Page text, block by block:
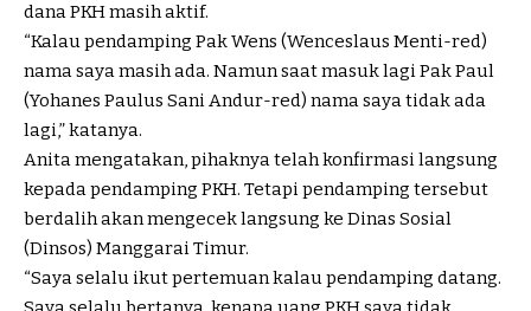
dana PKH masih aktif.
“Kalau pendamping Pak Wens (Wenceslaus Menti-red)
nama saya masih ada. Namun saat masuk lagi Pak Paul
(Yohanes Paulus Sani Andur-red) nama saya tidak ada
lagi,” katanya.
Anita mengatakan, pihaknya telah konfirmasi langsung
kepada pendamping PKH. Tetapi pendamping tersebut
berdalih akan mengecek langsung ke Dinas Sosial
(Dinsos) Manggarai Timur.
“Saya selalu ikut pertemuan kalau pendamping datang.